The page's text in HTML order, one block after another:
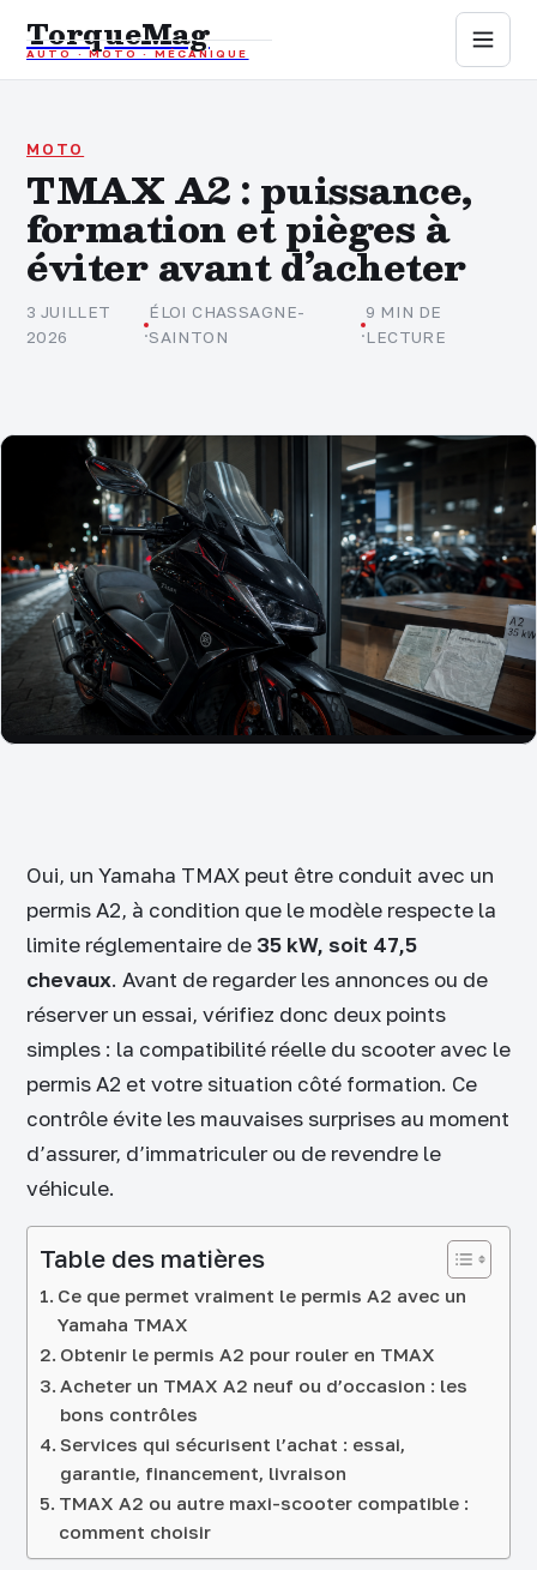
TorqueMag
AUTO · MOTO · MÉCANIQUE
Auto
Mécanique
Sports mécaniques
Assurance
MOTO
TMAX A2 : puissance,
formation et pièges à
éviter avant d’acheter
3 JUILLET
2026
·
ÉLOI CHASSAGNE-
SAINTON
·
9 MIN DE
LECTURE
Oui, un Yamaha TMAX peut être conduit avec un
permis A2, à condition que le modèle respecte la
limite réglementaire de 35 kW, soit 47,5
chevaux. Avant de regarder les annonces ou de
réserver un essai, vérifiez donc deux points
simples : la compatibilité réelle du scooter avec le
permis A2 et votre situation côté formation. Ce
contrôle évite les mauvaises surprises au moment
d’assurer, d’immatriculer ou de revendre le
véhicule.
Table des matières
Ce que permet vraiment le permis A2 avec un
Yamaha TMAX
Obtenir le permis A2 pour rouler en TMAX
Acheter un TMAX A2 neuf ou d’occasion : les
bons contrôles
Services qui sécurisent l’achat : essai,
garantie, financement, livraison
TMAX A2 ou autre maxi-scooter compatible :
comment choisir